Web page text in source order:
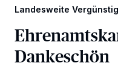
Landesweite
Dankeschön